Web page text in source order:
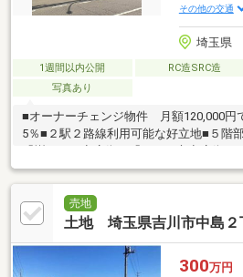
その他の交通
埼玉県
1週間以内公開 RC造SRC造
写真あり
■オーナーチェンジ物件 月額120,000
5％■２駅２路線利用可能な好立地■５階
井ショッピングパークららテラス川口）
確認できるＴＶモニター付きインターホ
売地
土地 埼玉県吉川市中島
300万円